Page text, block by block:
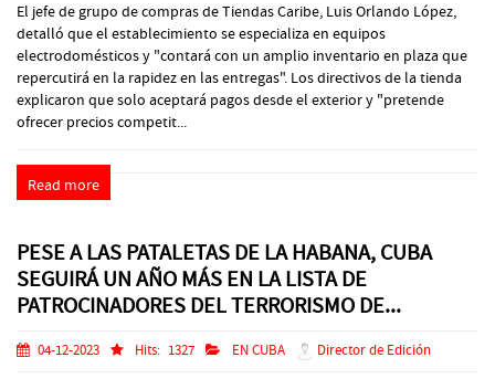
El jefe de grupo de compras de Tiendas Caribe, Luis Orlando López,
detalló que el establecimiento se especializa en equipos
electrodomésticos y "contará con un amplio inventario en plaza que
repercutirá en la rapidez en las entregas". Los directivos de la tienda
explicaron que solo aceptará pagos desde el exterior y "pretende
ofrecer precios competit...
Read more
PESE A LAS PATALETAS DE LA HABANA, CUBA
SEGUIRÁ UN AÑO MÁS EN LA LISTA DE
PATROCINADORES DEL TERRORISMO DE...
04-12-2023 Hits: 1327 EN CUBA Director de Edición